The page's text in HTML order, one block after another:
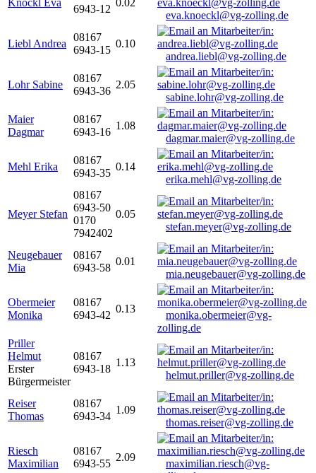
Knöckl Eva
6943-12
0.02
eva.knoeckl@vg-zolling.de
Liebl Andrea
08167
6943-15
0.10
andrea.liebl@vg-zolling.de
Lohr Sabine
08167
6943-36
2.05
sabine.lohr@vg-zolling.de
Maier
Dagmar
08167
6943-16
1.08
dagmar.maier@vg-zolling.de
Mehl Erika
08167
6943-35
0.14
erika.mehl@vg-zolling.de
Meyer Stefan
08167
6943-50
0170
7942402
0.05
stefan.meyer@vg-zolling.de
Neugebauer
Mia
08167
6943-58
0.01
mia.neugebauer@vg-zolling.de
Obermeier
Monika
08167
6943-42
0.13
monika.obermeier@vg-
zolling.de
Priller
Helmut
Erster
Bürgermeister
08167
6943-18
1.13
helmut.priller@vg-zolling.de
Reiser
Thomas
08167
6943-34
1.09
thomas.reiser@vg-zolling.de
Riesch
Maximilian
08167
6943-55
2.09
maximilian.riesch@vg-